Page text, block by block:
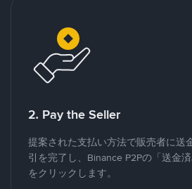
2. Pay the Seller
提案された支払い方法で販売者に送
引を完了し、Binance P2Pの「送金
をクリックします。